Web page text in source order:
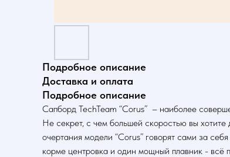
Подробное описание
Доставка и оплата
Подробное описание
Сапборд TechTeam “Corus” – наиболее
Не секрет, с чем большей скоростью вы
очертания модели “Corus” говорят сами за
корме центровка и один мощный плавник - всё